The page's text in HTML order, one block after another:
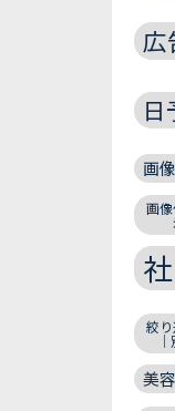
広
日
画
画
絞
美